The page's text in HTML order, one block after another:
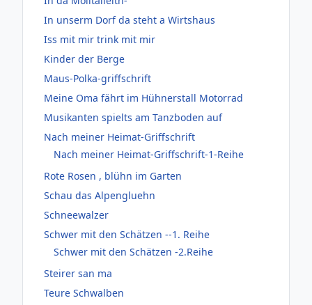
In unserm Dorf da steht a Wirtshaus
Iss mit mir trink mit mir
Kinder der Berge
Maus-Polka-griffschrift
Meine Oma fährt im Hühnerstall Motorrad
Musikanten spielts am Tanzboden auf
Nach meiner Heimat-Griffschrift
Nach meiner Heimat-Griffschrift-1-Reihe
Rote Rosen , blühn im Garten
Schau das Alpengluehn
Schneewalzer
Schwer mit den Schätzen --1. Reihe
Schwer mit den Schätzen -2.Reihe
Steirer san ma
Teure Schwalben